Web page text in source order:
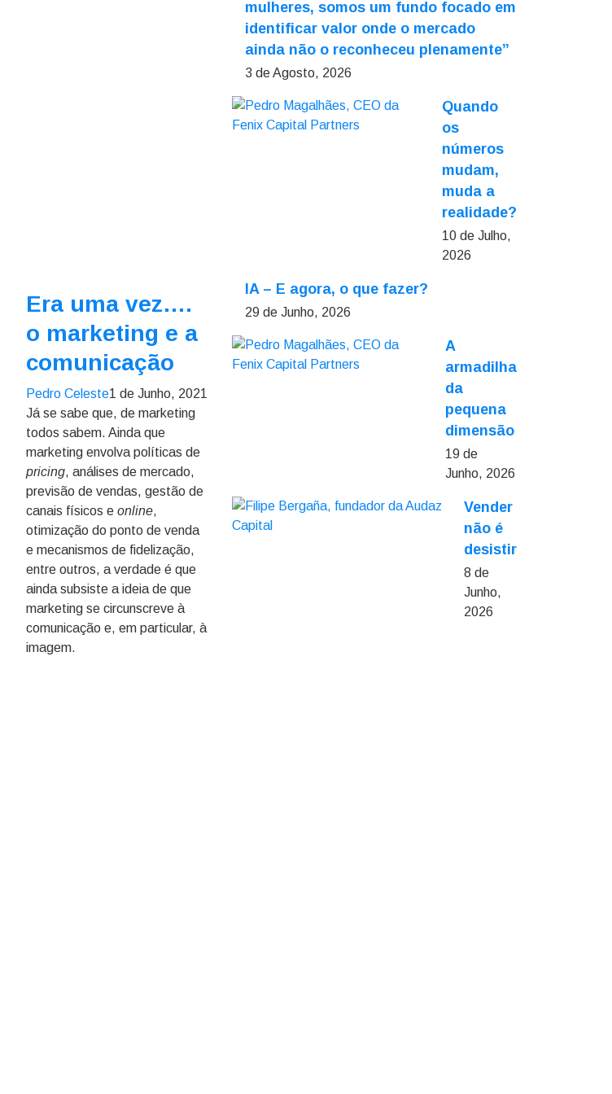
Era uma vez….
o marketing e a
comunicação
Pedro Celeste1 de Junho, 2021
Já se sabe que, de marketing
todos sabem. Ainda que
marketing envolva políticas de
pricing, análises de mercado,
previsão de vendas, gestão de
canais físicos e online,
otimização do ponto de venda
e mecanismos de fidelização,
entre outros, a verdade é que
ainda subsiste a ideia de que
marketing se circunscreve à
comunicação e, em particular, à
imagem.
mulheres, somos um fundo focado em
identificar valor onde o mercado
ainda não o reconheceu plenamente”
3 de Agosto, 2026
Quando
os
números
mudam,
muda a
realidade?
10 de Julho,
2026
IA – E agora, o que fazer?
29 de Junho, 2026
A
armadilha
da
pequena
dimensão
19 de
Junho, 2026
Vender
não é
desistir
8 de
Junho,
2026